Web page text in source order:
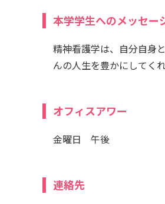
本学学生へのメッセー
精神看護学は、自分自身
んの人生を豊かにしてく
オフィスアワー
金曜日 午後
連絡先